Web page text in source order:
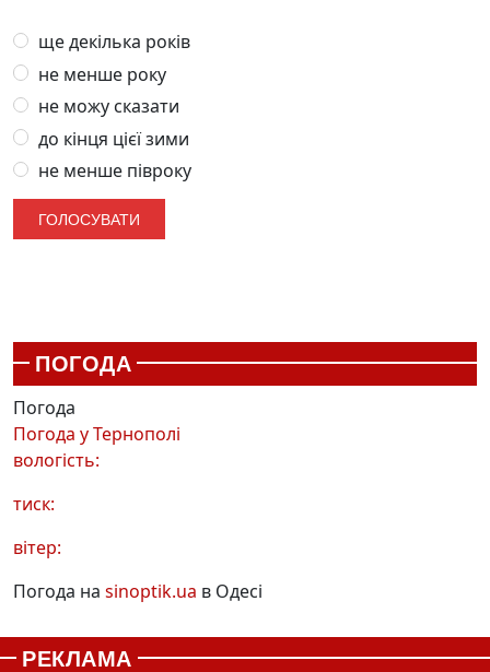
ще декілька років
не менше року
не можу сказати
до кінця цієї зими
не менше півроку
ПОГОДА
Погода
Погода уТернополі
вологість:
тиск:
вітер:
Погода на sinoptik.ua в Одесі
РЕКЛАМА